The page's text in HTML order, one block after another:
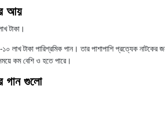
আয়
টাকা।
লাখ টাকা পারিশ্রমিক পান। তার পাশাপাশি প্রত্যেক
কম বেশি ও হতে পারে।
গান গুলো